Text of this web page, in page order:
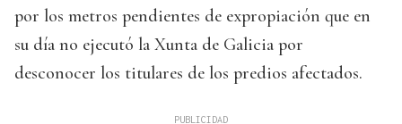
por los metros pendientes de expropiación que en
su día no ejecutó la Xunta de Galicia por
desconocer los titulares de los predios afectados.